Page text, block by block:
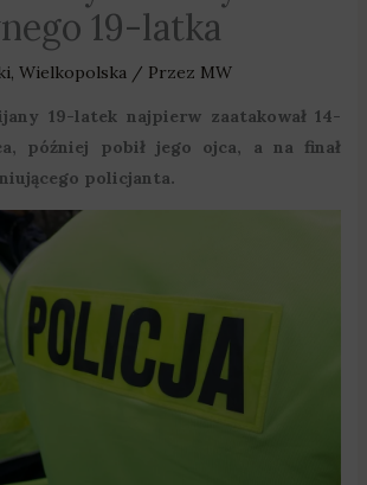
19-latka
, Wielkopolska/ Przez MW
19-latek najpierw zaatakował 14-
później pobił jego ojca, a na finał
policjanta.